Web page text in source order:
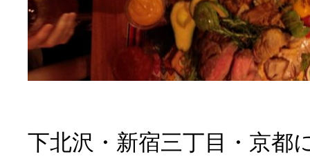
下北沢・新宿三丁目・京都